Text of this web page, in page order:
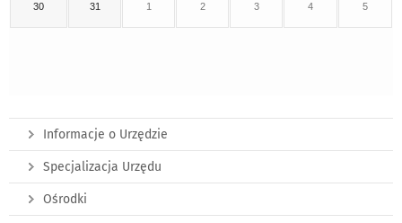
30 31 1 2 3 4 5
Informacje o Urzędzie
Specjalizacja Urzędu
Ośrodki